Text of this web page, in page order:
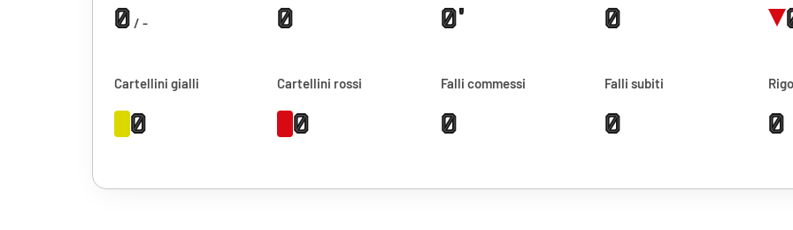
0 / - 0 0' 0
Cartellini gialli
0
Cartellini rossi
0
Falli commessi
0
Falli subiti
0 0